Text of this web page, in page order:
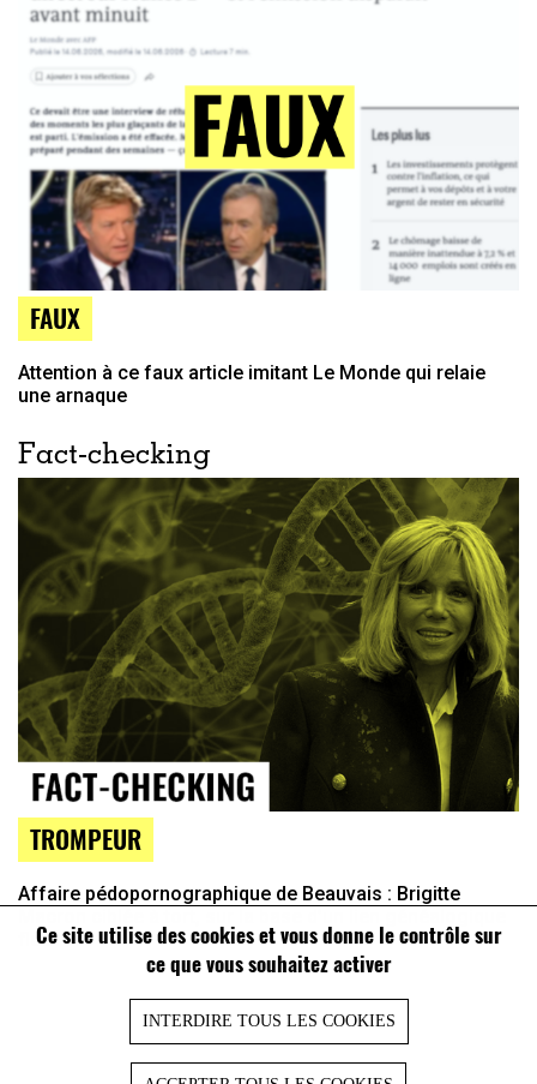
Ce site utilise des cookies et vous donne le contrôle sur
ce que vous souhaitez activer
INTERDIRE TOUS LES COOKIES
FAUX
Attention à ce faux article imitant Le Monde qui relaie
une arnaque
Fact-checking
TROMPEUR
Affaire pédopornographique de Beauvais : Brigitte
flou